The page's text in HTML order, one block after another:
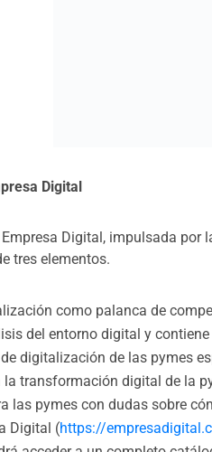
del entorno digital y
digitalización de las pymes
las pymes con dudas sobre
Digital (https://
como autonómico, para que
cofinanciado por el Fondo